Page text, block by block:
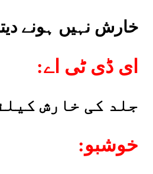
خارش نہیں ہونے
:ای ڈی ٹی اے
جلد کی خارش
:خوشبو